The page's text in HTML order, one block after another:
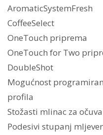
AromaticSystemFresh
CoffeeSelect
OneTouch priprema
OneTouch for Two
DoubleShot
Mogućnost
profila
Stožasti mlinac za
Podesivi stupanj